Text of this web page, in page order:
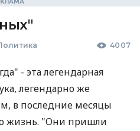
4007
- эта легендарная
легендарно же
в последние месяцы
жизнь. "Они пришли